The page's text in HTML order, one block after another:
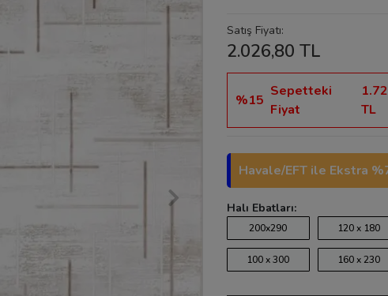
Satış Fiyatı:
2.026,80 TL
%15
Sepetteki
Fiyat
TL
Havale/EFT ile Ekstra
Halı Ebatları:
200x290 120 x 180
100 x 300 160 x 230